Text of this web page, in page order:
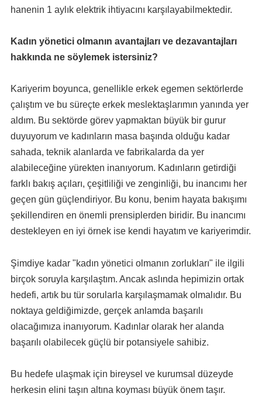
hanenin 1 aylık elektrik ihtiyacını karşılayabilmektedir.
Kadın yönetici olmanın avantajları ve dezavantajları
hakkında ne söylemek istersiniz?
Kariyerim boyunca, genellikle erkek egemen sektörlerde
çalıştım ve bu süreçte erkek meslektaşlarımın yanında yer
aldım. Bu sektörde görev yapmaktan büyük bir gurur
duyuyorum ve kadınların masa başında olduğu kadar
sahada, teknik alanlarda ve fabrikalarda da yer
alabileceğine yürekten inanıyorum. Kadınların getirdiği
farklı bakış açıları, çeşitliliği ve zenginliği, bu inancımı her
geçen gün güçlendiriyor. Bu konu, benim hayata bakışımı
şekillendiren en önemli prensiplerden biridir. Bu inancımı
destekleyen en iyi örnek ise kendi hayatım ve kariyerimdir.
Şimdiye kadar "kadın yönetici olmanın zorlukları" ile ilgili
birçok soruyla karşılaştım. Ancak aslında hepimizin ortak
hedefi, artık bu tür sorularla karşılaşmamak olmalıdır. Bu
noktaya geldiğimizde, gerçek anlamda başarılı
olacağımıza inanıyorum. Kadınlar olarak her alanda
başarılı olabilecek güçlü bir potansiyele sahibiz.
Bu hedefe ulaşmak için bireysel ve kurumsal düzeyde
herkesin elini taşın altına koyması büyük önem taşır.